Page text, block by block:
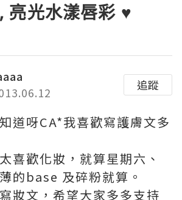
亮光水漾唇彩 ♥
追蹤
道呀CA*我喜歡寫護膚文多
喜歡化妝，就算星期六、
的base 及碎粉就算。
妝文，希望大家多多支持